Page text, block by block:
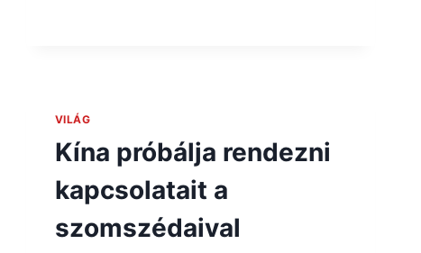
VILÁG
Kína próbálja rendezni
kapcsolatait a
szomszédaival